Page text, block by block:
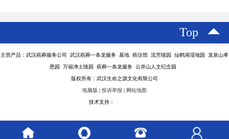
Top
主营产品：武汉殡葬服务公司 武汉殡葬一条龙服务 墓地 殡仪馆 流芳陵园 仙鹤湖湿地园 龙泉山孝
恩园 万福净土陵园 殡葬一条龙服务 云井山人文纪念园
版权所有：武汉生命之源文化有限公司
电脑版 | 投诉举报 | 网站地图
技术支持：